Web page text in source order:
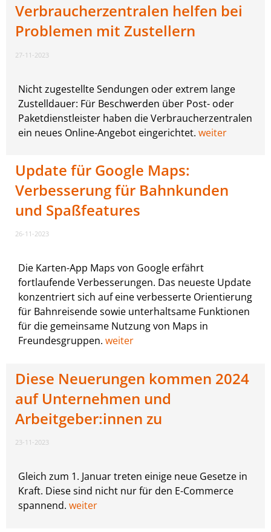
Verbraucherzentralen helfen bei
Problemen mit Zustellern
27-11-2023
Nicht zugestellte Sendungen oder extrem lange
Zustelldauer: Für Beschwerden über Post- oder
Paketdienstleister haben die Verbraucherzentralen
ein neues Online-Angebot eingerichtet. weiter
Update für Google Maps:
Verbesserung für Bahnkunden
und Spaßfeatures
26-11-2023
Die Karten-App Maps von Google erfährt
fortlaufende Verbesserungen. Das neueste Update
konzentriert sich auf eine verbesserte Orientierung
für Bahnreisende sowie unterhaltsame Funktionen
für die gemeinsame Nutzung von Maps in
Freundesgruppen. weiter
Diese Neuerungen kommen 2024
auf Unternehmen und
Arbeitgeber:innen zu
23-11-2023
Gleich zum 1. Januar treten einige neue Gesetze in
Kraft. Diese sind nicht nur für den E-Commerce
spannend. weiter